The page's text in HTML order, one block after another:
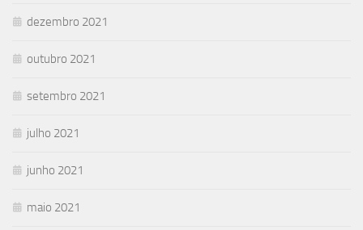
dezembro 2021
outubro 2021
setembro 2021
julho 2021
junho 2021
maio 2021